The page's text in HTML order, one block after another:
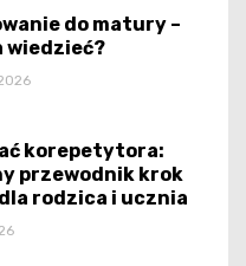
do matury –
wiedzieć?
korepetytora:
przewodnik krok
rodzica i ucznia